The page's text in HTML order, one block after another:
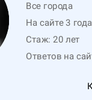
Все города
На сайте 3 года
Стаж: 20 лет
Ответов на